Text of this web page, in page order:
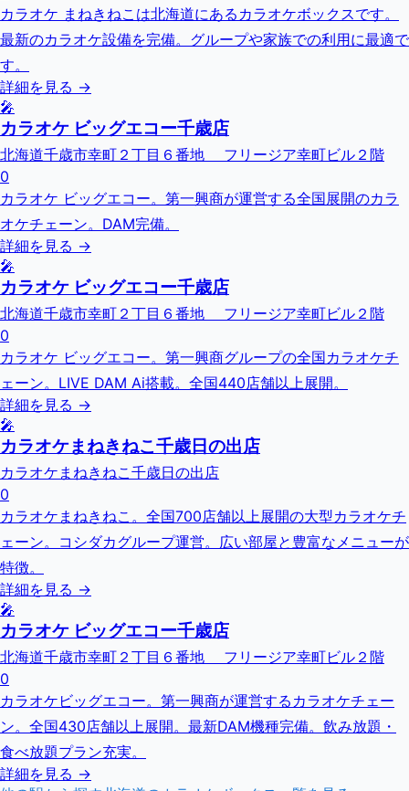
カラオケ まねきねこは北海道にあるカラオケボックスです。
最新のカラオケ設備を完備。グループや家族での利用に最適で
す。
詳細を見る →
🎤
カラオケ ビッグエコー千歳店
北海道千歳市幸町２丁目６番地 フリージア幸町ビル２階
0
カラオケ ビッグエコー。第一興商が運営する全国展開のカラ
オケチェーン。DAM完備。
詳細を見る →
🎤
カラオケ ビッグエコー千歳店
北海道千歳市幸町２丁目６番地 フリージア幸町ビル２階
0
カラオケ ビッグエコー。第一興商グループの全国カラオケチ
ェーン。LIVE DAM Ai搭載。全国440店舗以上展開。
詳細を見る →
🎤
カラオケまねきねこ千歳日の出店
カラオケまねきねこ千歳日の出店
0
カラオケまねきねこ。全国700店舗以上展開の大型カラオケチ
ェーン。コシダカグループ運営。広い部屋と豊富なメニューが
特徴。
詳細を見る →
🎤
カラオケ ビッグエコー千歳店
北海道千歳市幸町２丁目６番地 フリージア幸町ビル２階
0
カラオケビッグエコー。第一興商が運営するカラオケチェー
ン。全国430店舗以上展開。最新DAM機種完備。飲み放題・
食べ放題プラン充実。
詳細を見る →